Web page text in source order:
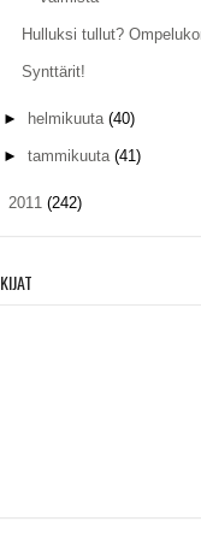
Hulluksi tullut?
Synttärit!
► helmikuuta (40)
► tammikuuta (41)
2011 (242)